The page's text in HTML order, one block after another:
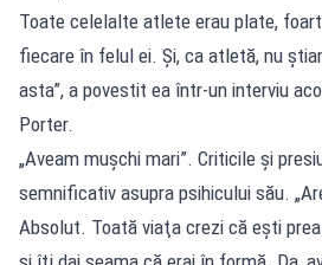
Toate celelalte atlete erau plate,
fiecare în felul ei. Şi, ca atletă, nu
asta”, a povestit ea într-un interviu
Porter.
„Aveam muşchi mari”. Criticile și
semnificativ asupra psihicului său.
Absolut. Toată viaţa crezi că eşti